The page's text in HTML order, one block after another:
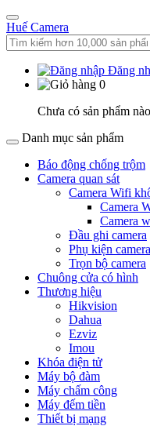
Huế Camera
Đăng
0
Chưa có sản phẩm
Danh mục sản phẩm
Báo động chống trộm
Camera quan sát
Camera Wifi
Camera
Camera
Đầu ghi camera
Phụ kiện camera
Trọn bộ camera
Chuông cửa có hình
Thương hiệu
Hikvision
Dahua
Ezviz
Imou
Khóa điện tử
Máy bộ đàm
Máy chấm công
Máy đếm tiền
Thiết bị mạng